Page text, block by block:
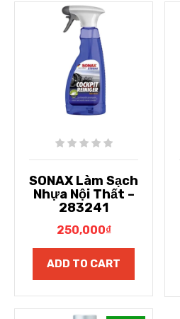
SONAX Làm Sạch
Nhựa Nội Thất –
283241
250,000₫
ADD TO CART